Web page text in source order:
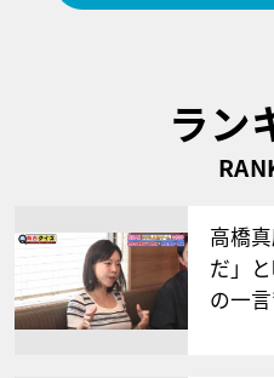
ラン
高橋
だ」
の一